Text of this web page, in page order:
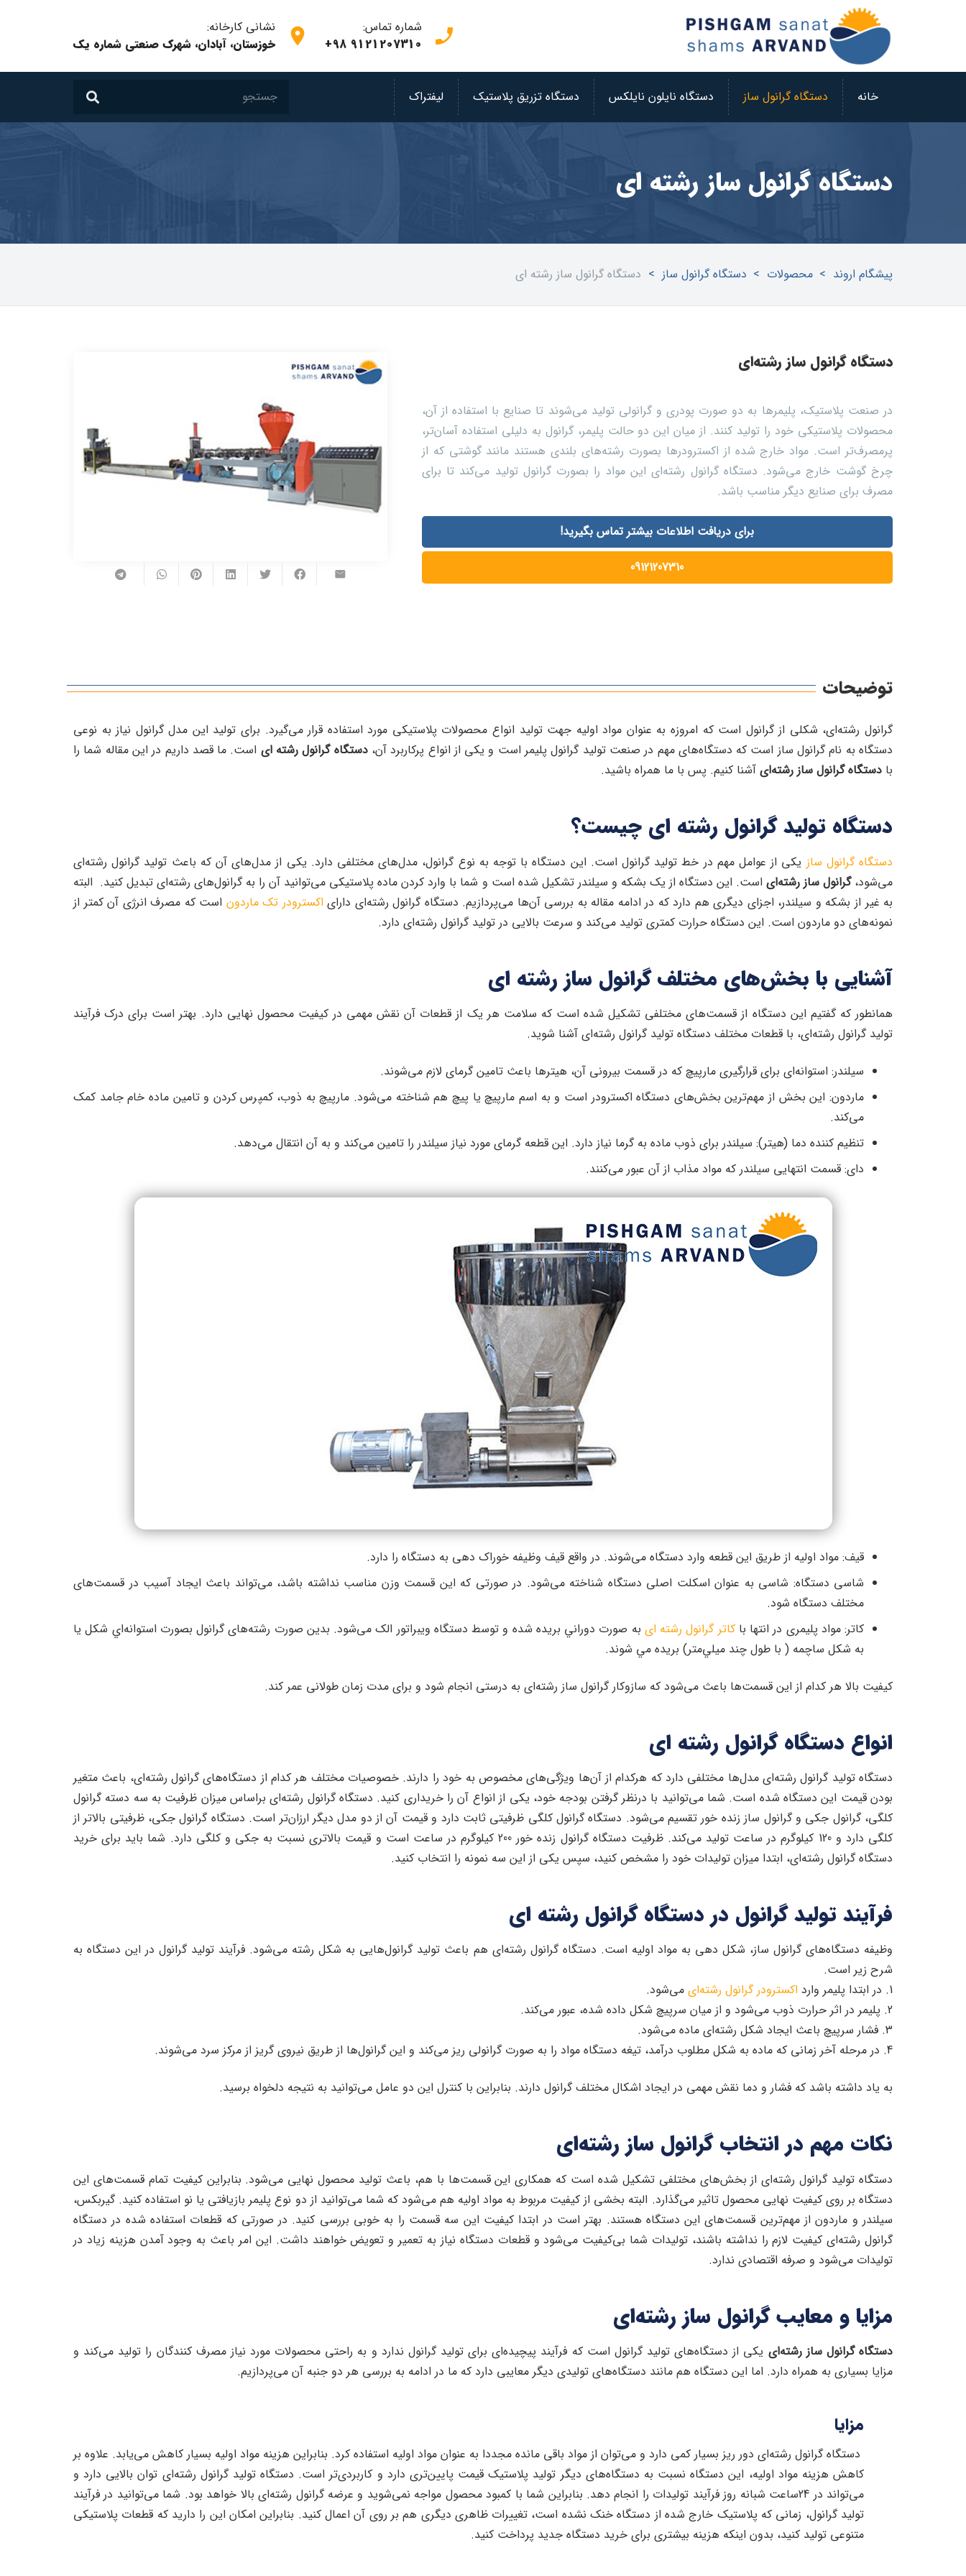
phone_enabled
شماره تماس:
+98 9121207310
room
نشانی کارخانه:
خوزستان، آبادان، شهرک صنعتی شماره یک
خانه دستگاه گرانول ساز دستگاه نایلون نایلکس دستگاه تزریق پلاستیک لیفتراک
دستگاه گرانول ساز رشته‌ ای
پیشگام اروند > محصولات > دستگاه گرانول ساز > دستگاه گرانول ساز رشته‌ ای
دستگاه گرانول ساز رشته‌ای
در صنعت پلاستیک، پلیمر‌ها به دو صورت پودری و گرانولی تولید می‌شوند تا صنایع با استفاده از آن،
محصولات پلاستیکی خود را تولید کنند. از میان این دو حالت پلیمر، گرانول به دلیلی استفاده آسان‌تر،
پرمصرف‌تر است. مواد خارج شده از اکسترودرها بصورت رشته‌های بلندی هستند مانند گوشتی که از
چرخ گوشت خارج می‌شود. دستگاه گرانول رشته‌ای این مواد را بصورت گرانول تولید می‌کند تا برای
مصرف برای صنایع دیگر مناسب باشد.
برای دریافت اطلاعات بیشتر تماس بگیرید!
09121207310
توضیحات
گرانول رشته‌ای، شکلی از گرانول است که امروزه به عنوان مواد اولیه جهت تولید انواع محصولات پلاستیکی مورد استفاده قرار می‌گیرد. برای تولید این مدل گرانول نیاز به نوعی
دستگاه به نام گرانول ساز است که دستگاه‌های مهم در صنعت تولید گرانول پلیمر است و یکی از انواع پرکاربرد آن، دستگاه گرانول رشته‌ ای است. ما قصد داریم در این مقاله شما را
با دستگاه گرانول ساز رشته‌ای آشنا کنیم. پس با ما همراه باشید.
دستگاه تولید گرانول رشته‌ ای چیست؟
دستگاه گرانول ساز یکی از عوامل مهم در خط تولید گرانول است. این دستگاه با توجه به نوع گرانول، مدل‌های مختلفی دارد. یکی از مدل‌های آن که باعث تولید گرانول رشته‌ای
می‌شود،گرانول ساز رشته‌ای است. این دستگاه از یک بشکه و سیلندر تشکیل شده است و شما با وارد کردن ماده پلاستیکی می‌توانید آن را به گرانول‌های رشته‌ای تبدیل کنید. البته
به غیر از بشکه و سیلندر، اجزای دیگری هم دارد که در ادامه مقاله به بررسی آن‌ها می‌پردازیم. دستگاه گرانول رشته‌ای دارایاکسترودر تک ماردون است که مصرف انرژی آن کمتر از
نمونه‌های دو ماردون است. این دستگاه حرارت کمتری تولید می‌کند و سرعت بالایی در تولید گرانول رشته‌ای دارد.
آشنایی با بخش‌های مختلف گرانول ساز رشته‌ ای
همانطور که گفتیم این دستگاه از قسمت‌های مختلفی تشکیل شده است که سلامت هر یک از قطعات آن نقش مهمی در کیفیت محصول نهایی دارد. بهتر است برای درک فرآیند
تولید گرانول رشته‌ای، با قطعات مختلف دستگاه تولید گرانول رشته‌ای آشنا شوید.
سیلندر: استوانه‌ای برای قرارگیری مارپیچ که در قسمت بیرونی‌ آن، هیترها باعث تامین گرمای لازم می‌شوند.
ماردون: این بخش از مهم‌ترین بخش‌های دستگاه اکسترودر است و به اسم مارپیچ یا پیچ هم شناخته می‌شود. مارپیچ به ذوب، کمپرس کردن و تامین ماده خام جامد کمک
می‌کند.
تنظیم کننده دما (هیتر): سیلندر برای ذوب ماده به گرما نیاز دارد. این قطعه گرمای مورد نیاز سیلندر را تامین می‌کند و به آن انتقال می‌دهد.
دای: قسمت انتهایی سیلندر که مواد مذاب از آن عبور می‌کنند.
قیف: مواد اولیه از طریق این قطعه وارد دستگاه می‌شوند. در واقع قیف وظیفه خوراک دهی به دستگاه را دارد.
شاسی دستگاه: شاسی به عنوان اسکلت اصلی دستگاه شناخته می‌شود. در صورتی که این قسمت وزن مناسب نداشته باشد، می‌تواند باعث ایجاد آسیب در قسمت‌های
مختلف دستگاه شود.
کاتر: مواد پلیمری در انتها باکاتر گرانول رشته‌ ای به صورت دوراني بريده شده و توسط دستگاه ویبراتور الک می‌شود. بدین صورت رشته‌های گرانول بصورت استوانه‌اي شکل یا
به شکل ساچمه ( با طول چند ميلي‌متر) بريده مي شوند.
کیفیت بالا هر کدام از این قسمت‌ها باعث می‌شود که سازوکار گرانول ساز رشته‌ای به درستی انجام شود و برای مدت زمان طولانی عمر کند.
انواع دستگاه گرانول رشته‌ ای
دستگاه تولید گرانول رشته‌ای مدل‌ها مختلفی دارد که هرکدام از آن‌ها ویژگی‌های مخصوص به خود را دارند. خصوصیات مختلف هر کدام از دستگاه‌های گرانول رشته‌ای، باعث متغیر
بودن قیمت این دستگاه شده است. شما می‌توانید با درنظر گرفتن بودجه خود، یکی از انواع آن را خریداری کنید. دستگاه گرانول رشته‌ای براساس میزان ظرفیت به سه دسته گرانول
کلگی، گرانول جکی و گرانول ساز زنده خور تقسیم می‌شود. دستگاه گرانول کلگی ظرفیتی ثابت دارد و قیمت آن از دو مدل دیگر ارزان‌تر است. دستگاه گرانول جکی، ظرفیتی بالاتر از
کلگی دارد و 120 کیلوگرم در ساعت تولید می‌کند. ظرفیت دستگاه گرانول زنده خور 200 کیلوگرم در ساعت است و قیمت بالاتری نسبت به جکی و کلگی دارد. شما باید برای خرید
دستگاه گرانول رشته‌ای، ابتدا میزان تولیدات خود را مشخص کنید، سپس یکی از این سه نمونه را انتخاب کنید.
فرآیند تولید گرانول در دستگاه گرانول رشته‌ ای
وظیفه دستگاه‌های گرانول ساز، شکل دهی به مواد اولیه است. دستگاه گرانول رشته‌ای هم باعث تولید گرانول‌هایی به شکل رشته می‌شود. فرآیند تولید گرانول در این دستگاه به
شرح زیر است.
1. در ابتدا پلیمر وارد
اکسترودر گرانول رشته‌ای می‌شود.
2. پلیمر در اثر حرارت ذوب می‌شود و از میان سرپیچ شکل داده شده، عبور می‌کند.
3. فشار سرپیچ باعث ایجاد شکل رشته‌ای ماده می‌شود.
4. در مرحله آخر زمانی که ماده به شکل مطلوب درآمد، تیغه دستگاه مواد را به صورت گرانولی ریز می‌کند و این گرانول‌ها از طریق نیروی گریز از مرکز سرد می‌شوند.
به یاد داشته باشد که فشار و دما نقش مهمی در ایجاد اشکال مختلف گرانول دارند. بنابراین با کنترل این دو عامل می‌توانید به نتیجه دلخواه برسید.
نکات مهم در انتخاب گرانول ساز رشته‌ای
دستگاه تولید گرانول رشته‌ای از بخش‌های مختلفی تشکیل شده است که همکاری این قسمت‌ها با هم، باعث تولید محصول نهایی می‌شود. بنابراین کیفیت تمام قسمت‌های این
دستگاه بر روی کیفیت نهایی محصول تاثیر می‌گذارد. البته بخشی از کیفیت مربوط به مواد اولیه هم می‌شود که شما می‌توانید از دو نوع پلیمر بازیافتی یا نو استفاده کنید. گیربکس،
سیلندر و ماردون از مهم‌ترین قسمت‌های این دستگاه هستند. بهتر است در ابتدا کیفیت این سه قسمت را به خوبی بررسی کنید. در صورتی که قطعات استفاده شده در دستگاه
گرانول رشته‌ای کیفیت لازم را نداشته باشند، تولیدات شما بی‌کیفیت می‌شود و قطعات دستگاه نیاز به تعمیر و تعویض خواهند داشت. این امر باعث به وجود آمدن هزینه زیاد در
تولیدات می‌شود و صرفه اقتصادی ندارد.
مزایا و معایب گرانول ساز رشته‌ای
دستگاه گرانول ساز رشته‌ای یکی از دستگاه‌های تولید گرانول است که فرآیند پیچیده‌ای برای تولید گرانول ندارد و به راحتی محصولات مورد نیاز مصرف کنندگان را تولید می‌کند و
مزایا بسیاری به همراه دارد. اما این دستگاه هم مانند دستگاه‌های تولیدی دیگر معایبی دارد که ما در ادامه به بررسی هر دو جنبه آن می‌پردازیم.
مزایا
دستگاه گرانول رشته‌ای دور ریز بسیار کمی دارد و می‌توان از مواد باقی مانده مجددا به عنوان مواد اولیه استفاده کرد. بنابراین هزینه مواد اولیه بسیار کاهش می‌یابد. علاوه بر
کاهش هزینه مواد اولیه، این دستگاه نسبت به دستگاه‌های دیگر تولید پلاستیک قیمت پایین‌تری دارد و کاربردی‌تر است. دستگاه تولید گرانول رشته‌ای توان بالایی دارد و
می‌تواند در 24ساعت شبانه روز فرآیند تولیدات را انجام دهد. بنابراین شما با کمبود محصول مواجه نمی‌شوید و عرضه گرانول رشته‌ای بالا خواهد بود. شما می‌توانید در فرآیند
تولید گرانول، زمانی که پلاستیک خارج شده از دستگاه خنک نشده است، تغییرات ظاهری دیگری هم بر روی آن اعمال کنید. بنابراین امکان این را دارید که قطعات پلاستیکی
متنوعی تولید کنید، بدون اینکه هزینه بیشتری برای خرید دستگاه جدید پرداخت کنید.